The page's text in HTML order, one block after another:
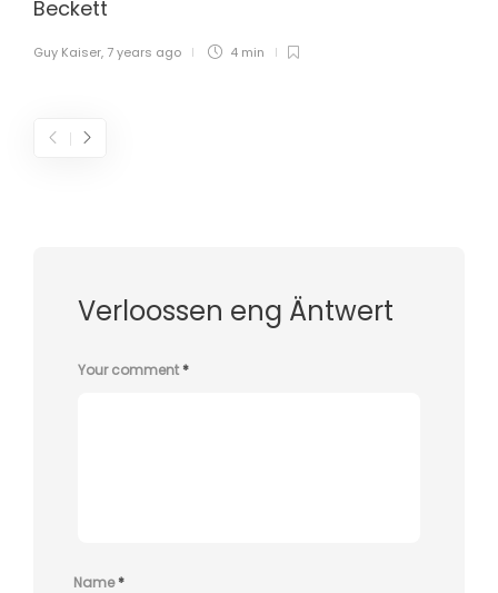
Beckett
Guy Kaiser, 7 years ago 4 min
Verloossen eng Äntwert
Your comment*
Name*